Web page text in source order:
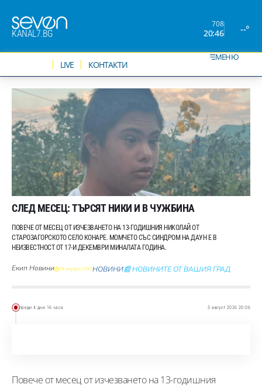
KANAL7.BG
708
20:46 --°
LIVE КОНТАКТИ
МЕНЮ
СЛЕД МЕСЕЦ: ТЪРСЯТ НИКИ И В ЧУЖБИНА
ПОВЕЧЕ ОТ МЕСЕЦ ОТ ИЗЧЕЗВАНЕТО НА 13-ГОДИШНИЯ НИКОЛАЙ ОТ
СТАРОЗАГОРСКОТО СЕЛО КОНАРЕ. МОМЧЕТО СЪС СИНДРОМ НА ДАУН Е В
НЕИЗВЕСТНОСТ ОТ 17-И ДЕКЕМВРИ МИНАЛАТА ГОДИНА.
Екип Новини 18 януари 2025НОВИНИ📰 НОВИНИТЕ ОТ ВАШИЯ ГРАД
преди 4 дни 16 часа 3 август 2026 20:06
Повече от месец от изчезването на 13-годишния